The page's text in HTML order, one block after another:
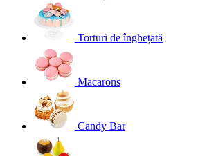
Torturi de înghețată
Macarons
Candy Bar